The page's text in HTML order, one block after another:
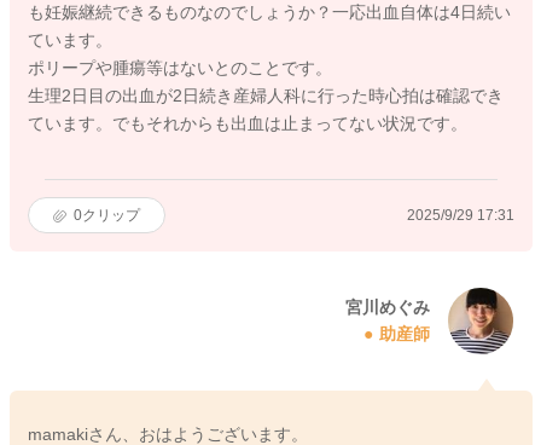
も妊娠継続できるものなのでしょうか？一応出血自体は4日続い
ています。
ポリープや腫瘍等はないとのことです。
生理2日目の出血が2日続き産婦人科に行った時心拍は確認でき
ています。でもそれからも出血は止まってない状況です。
0クリップ 2025/9/29 17:31
宮川めぐみ
助産師
mamakiさん、おはようございます。